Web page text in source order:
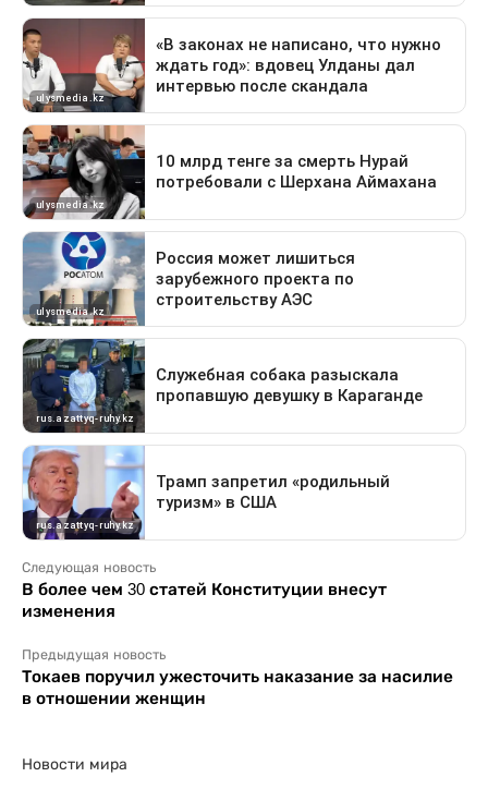
Следующая новость
В более чем 30 статей Конституции внесут
изменения
Предыдущая новость
Токаев поручил ужесточить наказание за насилие
в отношении женщин
Новости мира